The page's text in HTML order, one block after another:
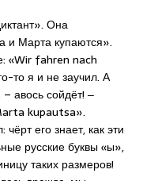
Она
и Марта купаются».
«Wir fahren nach
то я и не заучил. А
авось сойдёт! ‒
kupautsa».
его знает, как эти
русские буквы «ы»,
таких размеров!